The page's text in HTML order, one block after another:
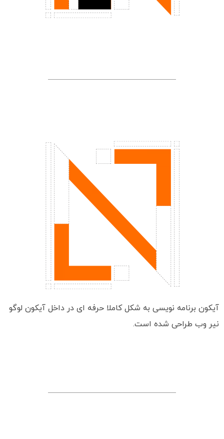
آیکون برنامه نویسی به شکل کاملا حرفه ای در داخل آیکون لوگو
نیر وب طراحی شده است.